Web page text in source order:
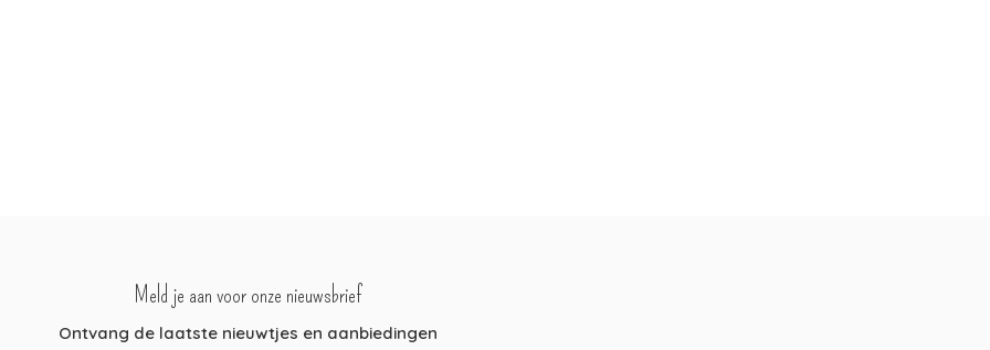
Meld je aan voor onze nieuwsbrief
Ontvang de laatste nieuwtjes en aanbiedingen